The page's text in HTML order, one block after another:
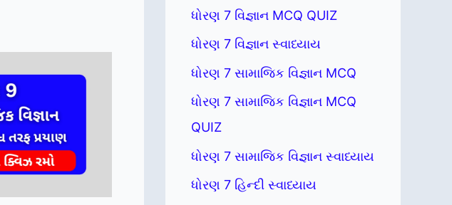
ધોરણ 7 વિજ્ઞાન MCQ QUIZ
ધોરણ 7 વિજ્ઞાન સ્વાધ્યાય
ધોરણ 7 સામાજિક વિજ્ઞાન MCQ
ધોરણ 7 સામાજિક વિજ્ઞાન MCQ
QUIZ
ધોરણ 7 સામાજિક વિજ્ઞાન સ્વાધ્યાય
ધોરણ 7 હિન્દી સ્વાધ્યાય